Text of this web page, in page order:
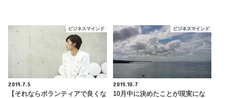
ビジネスマインド
2019.7.5
【それならボランティアで良くな
ビジネスマインド
2019.10.7
10月中に決めたことが現実にな